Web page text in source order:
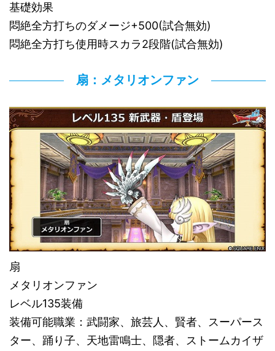
基礎効果
悶絶全方打ちのダメージ+500(試合無効)
悶絶全方打ち使用時スカラ2段階(試合無効)
扇：メタリオンファン
扇
メタリオンファン
レベル135装備
装備可能職業：武闘家、旅芸人、賢者、スーパース
ター、踊り子、天地雷鳴士、隠者、ストームカイザ